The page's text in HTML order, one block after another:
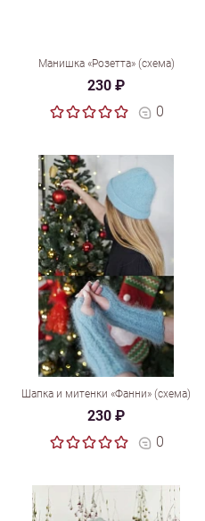
Манишка «Розетта» (схема)
230 ₽
0
Шапка и митенки «Фанни» (схема)
230 ₽
0